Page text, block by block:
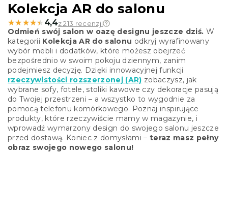
Kolekcja AR do salonu
★★★★★
★★★★★ 4,4z 213 recenzji
Odmień swój salon w oazę designu jeszcze dziś. W
kategorii Kolekcja AR do salonu odkryj wyrafinowany
wybór mebli i dodatków, które możesz obejrzeć
bezpośrednio w swoim pokoju dziennym, zanim
podejmiesz decyzję. Dzięki innowacyjnej funkcji
rzeczywistości rozszerzonej (AR) zobaczysz, jak
wybrane sofy, fotele, stoliki kawowe czy dekoracje pasują
do Twojej przestrzeni – a wszystko to wygodnie za
pomocą telefonu komórkowego. Poznaj inspirujące
produkty, które rzeczywiście mamy w magazynie, i
wprowadź wymarzony design do swojego salonu jeszcze
przed dostawą. Koniec z domysłami – teraz masz pełny
obraz swojego nowego salonu!